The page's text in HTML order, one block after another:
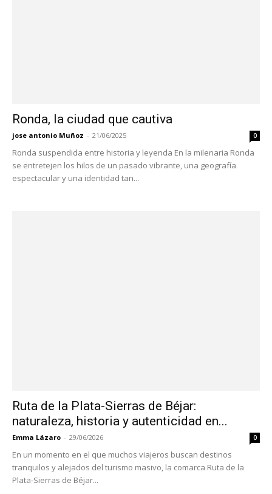
Ronda, la ciudad que cautiva
jose antonio Muñoz - 21/06/2025 0
Ronda suspendida entre historia y leyenda En la milenaria Ronda
se entretejen los hilos de un pasado vibrante, una geografía
espectacular y una identidad tan...
Ruta de la Plata-Sierras de Béjar:
naturaleza, historia y autenticidad en...
Emma Lázaro - 29/06/2026 0
En un momento en el que muchos viajeros buscan destinos
tranquilos y alejados del turismo masivo, la comarca Ruta de la
Plata-Sierras de Béjar...